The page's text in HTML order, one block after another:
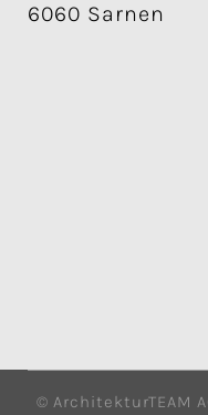
6060 Sarnen
© ArchitekturTEAM